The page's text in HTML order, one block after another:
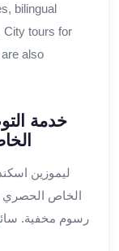
bilingual
City tours for
also
الخاص الحصري
رسوم مخفية.